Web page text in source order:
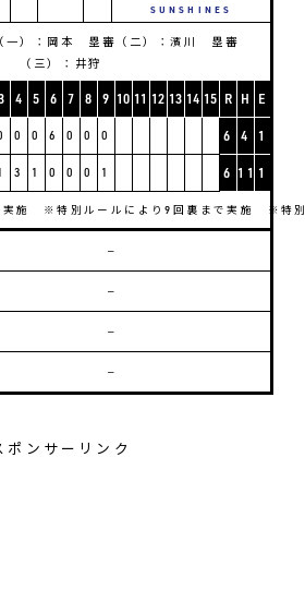
SUNSHINES
一）：岡本 塁審（二）：濱川 塁審
（三）：井狩
4 5 6 7 8 9 10 11 12 13 14 15 R H E
0 0 6 0 0 0 6 4 1
3 1 0 0 0 1 6 11 1
実施 ※特別ルールにより9回裏まで実施 ※特別
―
―
―
―
ポンサーリンク